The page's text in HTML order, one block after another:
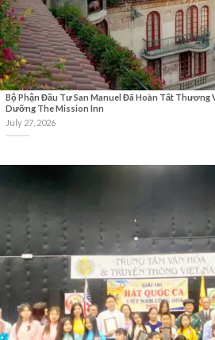
Bộ Phận Đầu Tư San Manuel Đã Hoàn Tất Thương
Dưỡng The Mission Inn
July 27, 2026